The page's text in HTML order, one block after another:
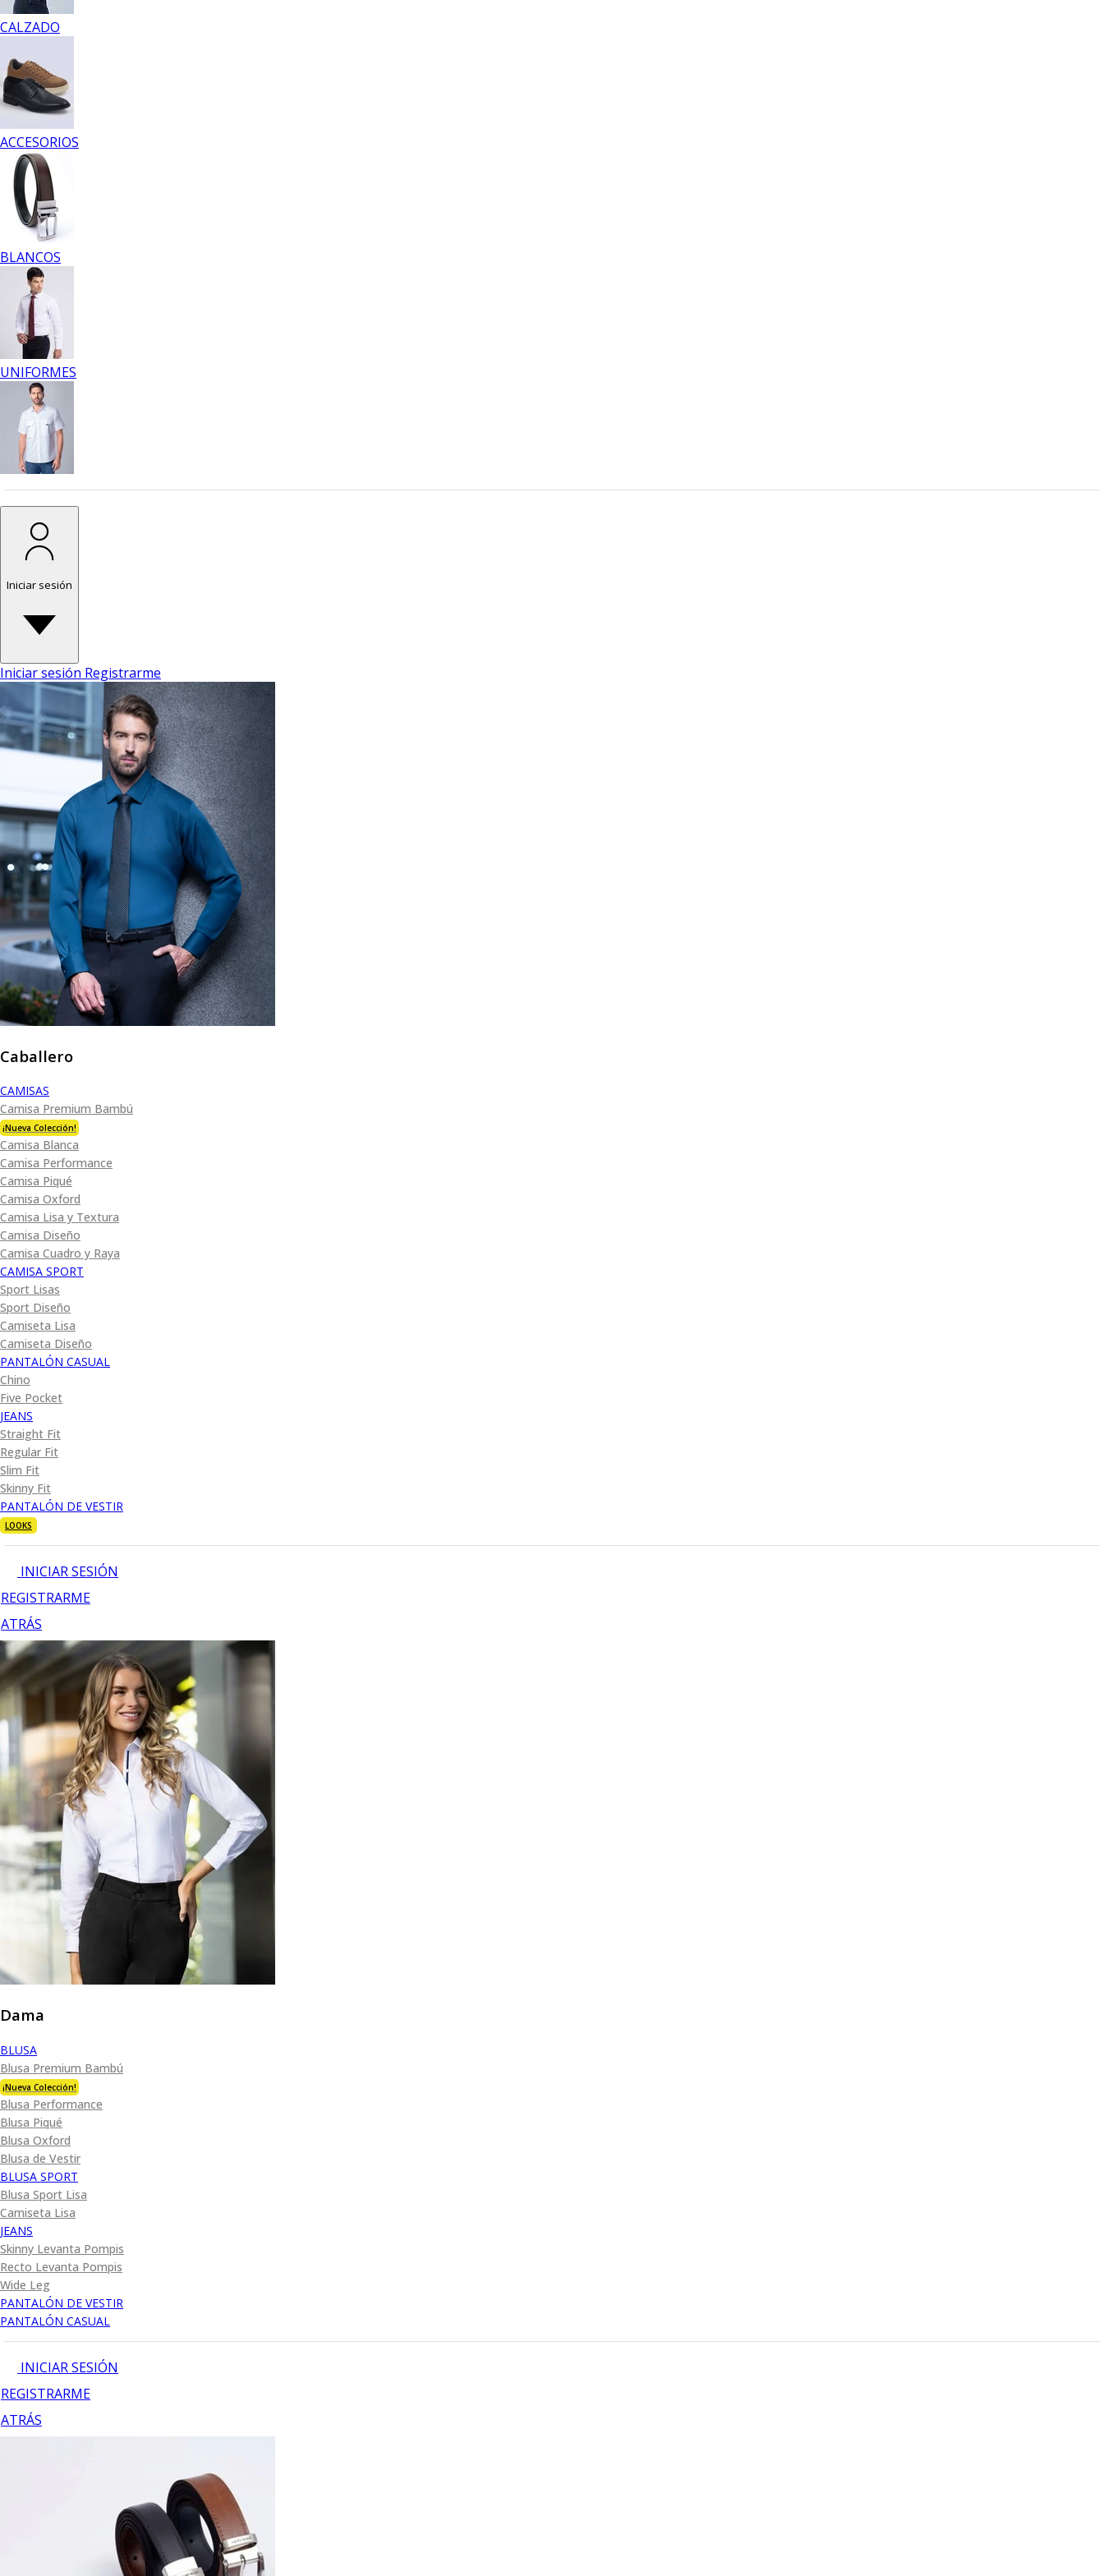
CALZADO
ACCESORIOS
BLANCOS
UNIFORMES
Iniciar sesión
Iniciar sesión Registrarme
Caballero
CAMISAS
Camisa Premium Bambú
¡Nueva Colección!
Camisa Blanca
Camisa Performance
Camisa Piqué
Camisa Oxford
Camisa Lisa y Textura
Camisa Diseño
Camisa Cuadro y Raya
CAMISA SPORT
Sport Lisas
Sport Diseño
Camiseta Lisa
Camiseta Diseño
PANTALÓN CASUAL
Chino
Five Pocket
JEANS
Straight Fit
Regular Fit
Slim Fit
Skinny Fit
PANTALÓN DE VESTIR
LOOKS
INICIAR SESIÓN
REGISTRARME
ATRÁS
Dama
BLUSA
Blusa Premium Bambú
¡Nueva Colección!
Blusa Performance
Blusa Piqué
Blusa Oxford
Blusa de Vestir
BLUSA SPORT
Blusa Sport Lisa
Camiseta Lisa
JEANS
Skinny Levanta Pompis
Recto Levanta Pompis
Wide Leg
PANTALÓN DE VESTIR
PANTALÓN CASUAL
INICIAR SESIÓN
REGISTRARME
ATRÁS